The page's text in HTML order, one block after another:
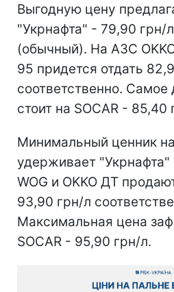
Выгодную цену
"Укрнафта" - 79,90 грн/
(обычный). На АЗС
95 придется отдать
соответственно. Самое
стоит на SOCAR - 85,40
Минимальный ценник
удерживает
WOG и OKKO ДТ
93,90 грн/л
Максимальная цена
SOCAR - 95,90 грн/л.